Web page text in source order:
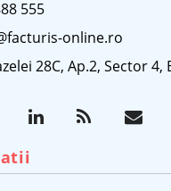
555
online.ro
28C, Ap.2, Sector 4,